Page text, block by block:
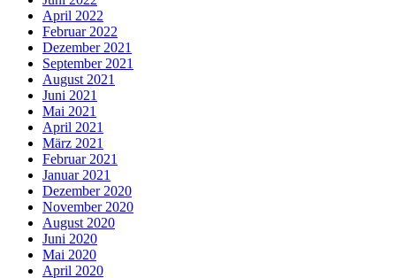
April 2022
Februar 2022
Dezember 2021
September 2021
August 2021
Juni 2021
Mai 2021
April 2021
März 2021
Februar 2021
Januar 2021
Dezember 2020
November 2020
August 2020
Juni 2020
Mai 2020
April 2020